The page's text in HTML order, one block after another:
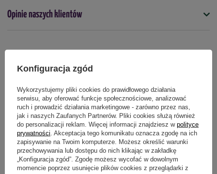
umożliwić preparatowi dotarcie do strefy korzeniowej.
wystarcza na opryskanie200-250 m²
Produkt można stosowaćod marca do końca października
Opakowanie:
50 gwystarcza na powierzchnię625 m².
Skład preparatu:
Target Natural
50 g
Forma
Podmiot odpowiedzialny za ten produkt na terenie UE Więcej
Opinie naszych klientów
RABAT OD 2 SZT.
Konfiguracja zgód
Wykorzystujemy pliki cookies do prawidłowego działania
serwisu, aby oferować funkcje społecznościowe, analizować
ruch i prowadzić działania marketingowe - zarówno przez nas,
jak i naszych Zaufanych Partnerów. Pliki cookies służą również
do personalizacji reklam. Więcej informacji znajdziesz w polityce
prywatności . Akceptacja tego komunikatu oznacza zgodę na ich
zapisywanie na Twoim komputerze. Możesz określić warunki
przechowywania lub dostępu do nich klikając w zakładkę
„Konfiguracja zgód”. Zgodę możesz wycofać w dowolnym
momencie poprzez usunięcie plików cookies z przeglądarki z